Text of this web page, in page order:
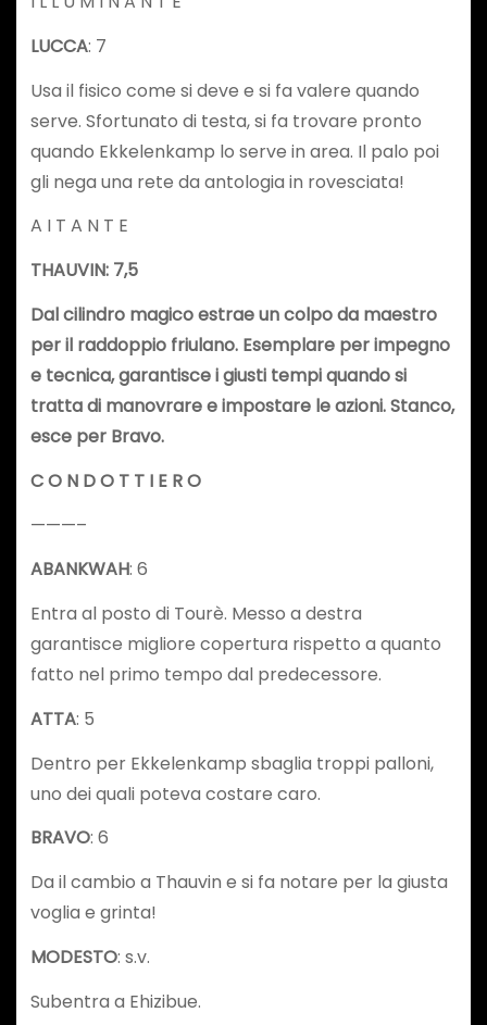
LUCCA: 7
Usa il fisico come si deve e si fa valere quando
serve. Sfortunato di testa, si fa trovare pronto
quando Ekkelenkamp lo serve in area. Il palo poi
gli nega una rete da antologia in rovesciata!
A I T A N T E
THAUVIN: 7,5
Dal cilindro magico estrae un colpo da maestro
per il raddoppio friulano. Esemplare per impegno
e tecnica, garantisce i giusti tempi quando si
tratta di manovrare e impostare le azioni. Stanco,
esce per Bravo.
C O N D O T T I E R O
———–
ABANKWAH: 6
Entra al posto di Tourè. Messo a destra
garantisce migliore copertura rispetto a quanto
fatto nel primo tempo dal predecessore.
ATTA: 5
Dentro per Ekkelenkamp sbaglia troppi palloni,
uno dei quali poteva costare caro.
BRAVO: 6
Da il cambio a Thauvin e si fa notare per la giusta
voglia e grinta!
MODESTO: s.v.
Subentra a Ehizibue.